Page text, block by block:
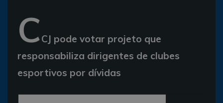
CCJ pode votar projeto que
responsabiliza dirigentes de clubes
esportivos por dívidas